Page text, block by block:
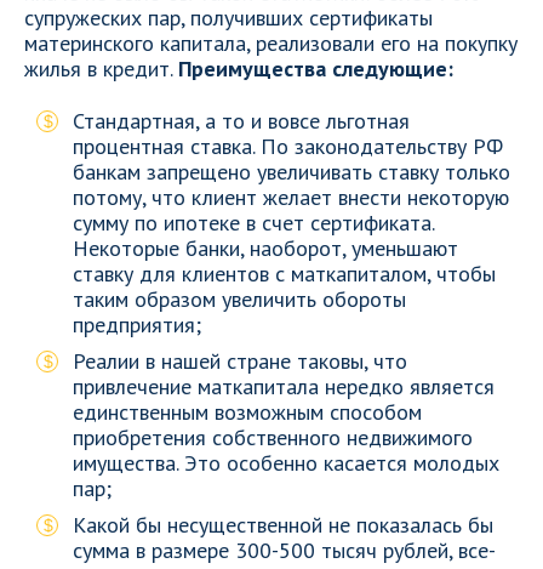
супружеских пар, получивших сертификаты
материнского капитала, реализовали его на покупку
жилья в кредит. Преимущества следующие:
Стандартная, а то и вовсе льготная
процентная ставка. По законодательству РФ
банкам запрещено увеличивать ставку только
потому, что клиент желает внести некоторую
сумму по ипотеке в счет сертификата.
Некоторые банки, наоборот, уменьшают
ставку для клиентов с маткапиталом, чтобы
таким образом увеличить обороты
предприятия;
Реалии в нашей стране таковы, что
привлечение маткапитала нередко является
единственным возможным способом
приобретения собственного недвижимого
имущества. Это особенно касается молодых
пар;
Какой бы несущественной не показалась бы
сумма в размере 300-500 тысяч рублей, все-